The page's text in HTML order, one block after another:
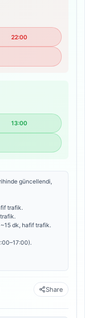
22:00
13:00
güncellendi,
trafik.
dk, hafif trafik.
Share